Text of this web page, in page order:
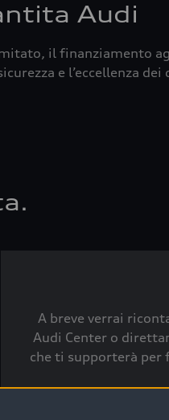
Audi
il finanziamento
e l’eccellenza dei
A breve verrai
Audi Center o
che ti supporterà per